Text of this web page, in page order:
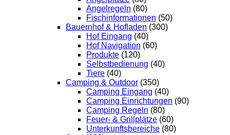
Angelregeln (80)
Fischinformationen (50)
Bauernhof & Hofladen (300)
Hof Eingang (40)
Hof Navigation (60)
Produkte (120)
Selbstbedienung (40)
Tiere (40)
Camping & Outdoor (350)
Camping Eingang (40)
Camping Einrichtungen (90)
Camping Regeln (80)
Feuer- & Grillplätze (60)
Unterkunftsbereiche (80)